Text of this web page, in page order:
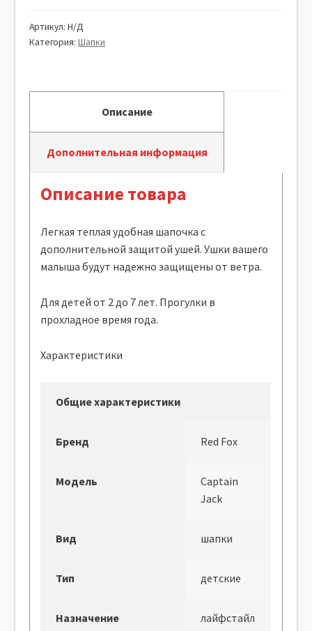
Артикул:Н/Д
Категория:Шапки
Описание
Дополнительная информация
Описание товара
Легкая теплая удобная шапочка с
дополнительной защитой ушей. Ушки вашего
малыша будут надежно защищены от ветра.
Для детей от 2 до 7 лет. Прогулки в
прохладное время года.
Характеристики
Общие характеристики
Бренд Red Fox
Модель
Captain
Jack
Вид шапки
Тип детские
Назначение лайфстайл